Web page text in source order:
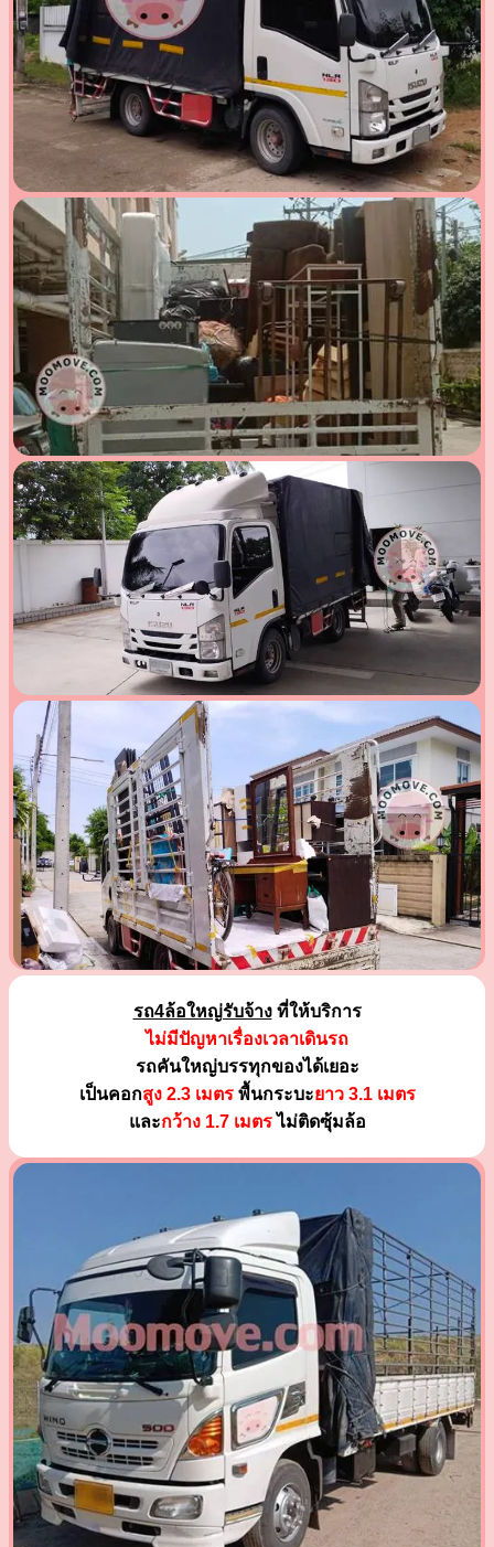
รถ4ล้อใหญ่รับจ้างที่ให้บริการ
ไม่มีปัญหาเรื่องเวลาเดินรถ
รถคันใหญ่บรรทุกของได้เยอะ
เป็นคอกสูง 2.3 เมตรพื้นกระบะยาว 3.1 เมตร
และกว้าง 1.7 เมตรไม่ติดซุ้มล้อ